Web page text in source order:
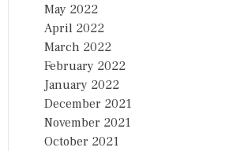
May 2022
April 2022
March 2022
February 2022
January 2022
December 2021
November 2021
October 2021